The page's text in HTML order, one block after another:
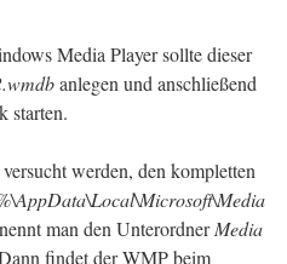
Media Player sollte dieser
anlegen und anschließend
starten.
werden, den kompletten
man den UnterordnerMedia
findet der WMP beim